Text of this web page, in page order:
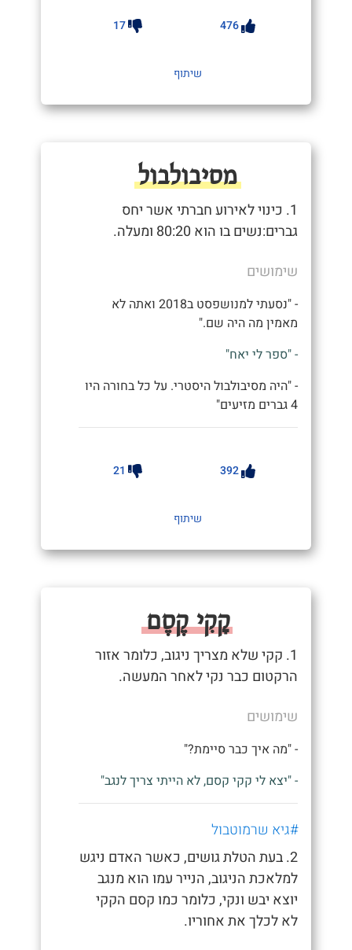
476
17
שיתוף
מסיבולבול
1. כינוי לאירוע חברתי אשר יחס
גברים:נשים בו הוא 80:20 ומעלה.
שימושים
- "נסעתי למנושפסט ב2018 ואתה לא
מאמין מה היה שם."
- "ספר לי יאח"
- "היה מסיבולבול היסטרי. על כל בחורה היו
4 גברים מזיעים"
392
21
שיתוף
קָקִי קֶסֶם
1. קקי שלא מצריך ניגוב, כלומר אזור
הרקטום כבר נקי לאחר המעשה.
שימושים
- "מה איך כבר סיימת?"
- "יצא לי קקי קסם, לא הייתי צריך לנגב"
#גיא שרמוטבול
2. בעת הטלת גושים, כאשר האדם ניגש
למלאכת הניגוב, הנייר עמו הוא מנגב
יוצא יבש ונקי, כלומר כמו קסם הקקי
לא לכלך את אחוריו.